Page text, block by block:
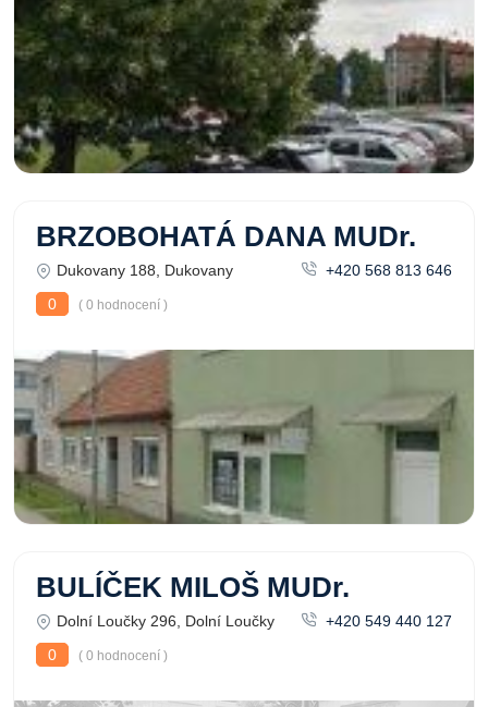
BRZOBOHATÁ DANA MUDr.
Dukovany 188, Dukovany
+420 568 813 646
0
( 0 hodnocení )
BULÍČEK MILOŠ MUDr.
Dolní Loučky 296, Dolní Loučky
+420 549 440 127
0
( 0 hodnocení )